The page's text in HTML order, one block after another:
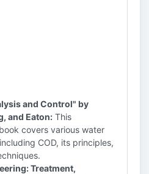
and Control" by
and Eaton: This
covers various water
COD, its principles,
Treatment,